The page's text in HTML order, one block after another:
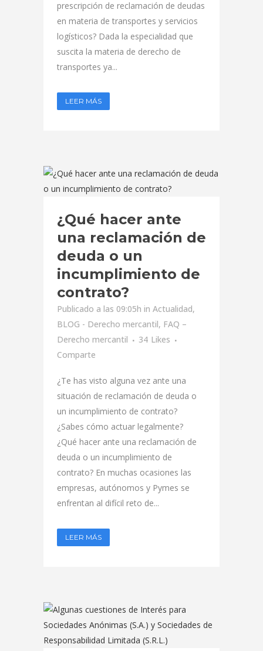
prescripción de reclamación de deudas
en materia de transportes y servicios
logísticos? Dada la especialidad que
suscita la materia de derecho de
transportes ya...
LEER MÁS
¿Qué hacer ante
una reclamación de
deuda o un
incumplimiento de
contrato?
Publicado a las 09:05h in Actualidad,
BLOG - Derecho mercantil, FAQ –
Derecho mercantil
34 Likes
Comparte
¿Te has visto alguna vez ante una
situación de reclamación de deuda o
un incumplimiento de contrato?
¿Sabes cómo actuar legalmente?
¿Qué hacer ante una reclamación de
deuda o un incumplimiento de
contrato? En muchas ocasiones las
empresas, autónomos y Pymes se
enfrentan al difícil reto de...
LEER MÁS